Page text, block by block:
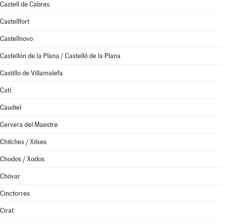
Castell de Cabres
Castellfort
Castellnovo
Castellón de la Plana / Castelló de la Plana
Castillo de Villamalefa
Catí
Caudiel
Cervera del Maestre
Chilches / Xilxes
Chodos / Xodos
Chóvar
Cinctorres
Cirat